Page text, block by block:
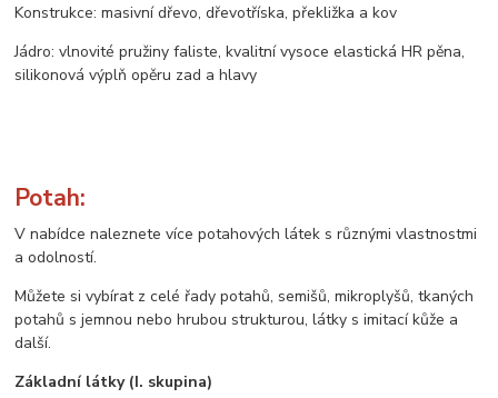
Konstrukce: masivní dřevo, dřevotříska, překližka a kov
Jádro: vlnovité pružiny faliste, kvalitní vysoce elastická HR pěna,
silikonová výplň opěru zad a hlavy
Potah:
V nabídce naleznete více potahových látek s různými vlastnostmi
a odolností.
Můžete si vybírat z celé řady potahů, semišů, mikroplyšů, tkaných
potahů s jemnou nebo hrubou strukturou, látky s imitací kůže a
další.
Základní látky (I. skupina)